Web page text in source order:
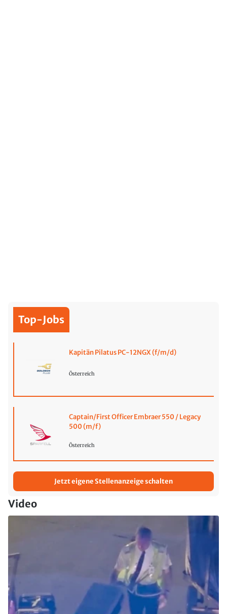
Top-Jobs
Kapitän Pilatus PC-12NGX (f/m/d)
Österreich
Captain/First Officer Embraer 550 / Legacy
500 (m/f)
Österreich
Jetzt eigene Stellenanzeige schalten
Video